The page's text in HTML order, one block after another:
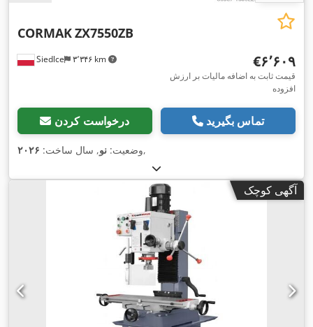
Siedlce ۳٬۳۴۶ km
CORMAKZX7550ZB
‎€۶٬۶۰۹
قیمت ثابت به اضافه مالیات بر ارزش
افزوده
درخواست کردن تماس بگیرید
وضعیت: نو, سال ساخت: ۲۰۲۶ ,
آگهی کوچک